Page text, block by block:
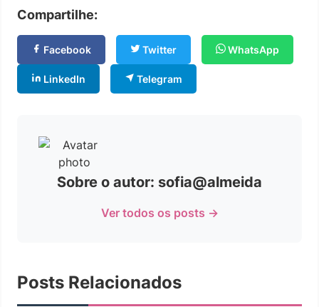
Compartilhe:
Facebook Twitter WhatsApp
LinkedIn Telegram
Sobre o autor: sofia@almeida
Ver todos os posts →
Posts Relacionados